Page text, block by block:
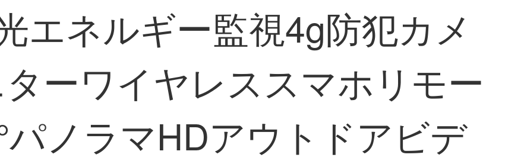
エネルギー監視4g防犯カメ
ーワイヤレススマホリモー
パノラマHDアウトドアビデ